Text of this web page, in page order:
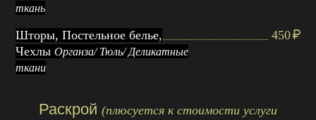
ткань
Шторы, Постельное белье,
ЧехлыОрганза/ Тюль/ Деликатные
ткани
450
Раскрой (плюсуется к стоимости услуги